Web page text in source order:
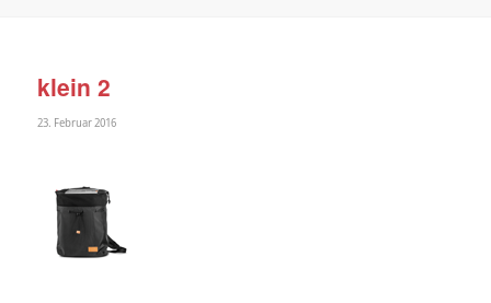
klein 2
23. Februar 2016